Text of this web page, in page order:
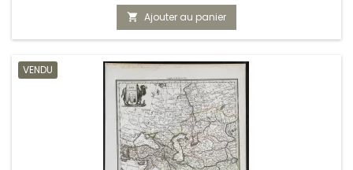
 Ajouter au panier
VENDU